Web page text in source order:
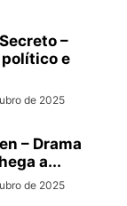
–
e
de 2025
– Drama
a...
de 2025